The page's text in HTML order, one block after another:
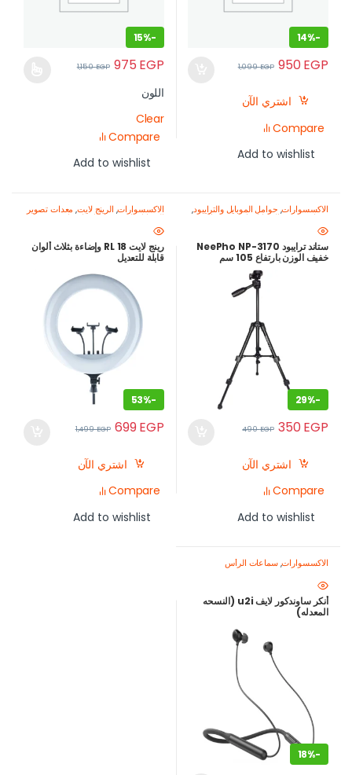
-
14%
950EGP
1,099EGP
اشتري الآن
Compare
Add to wishlist
-
15%
975 EGP
1,150EGP
اللون
Clear
Compare
Add to wishlist
الاكسسوارات, حوامل الموبايل والترايبود,
معدات تصوير الموبايل-اصنع محتواك
باحتراف
ستاند ترايبود NeePho NP-3170
خفيف الوزن بارتفاع 105 سم
للموبايل والكاميرا
-
29%
350EGP
490EGP
اشتري الآن
Compare
Add to wishlist
الاكسسوارات, الرينج لايت, معدات تصوير
الموبايل-اصنع محتواك باحتراف
رينج لايت RL 18 وإضاءة بثلاث ألوان
قابلة للتعديل
-
53%
699EGP
1,499EGP
اشتري الآن
Compare
Add to wishlist
الاكسسوارات,سماعات الرأس
أنكر ساوندكور لايف u2i (النسحه
المعدله)
-
18%